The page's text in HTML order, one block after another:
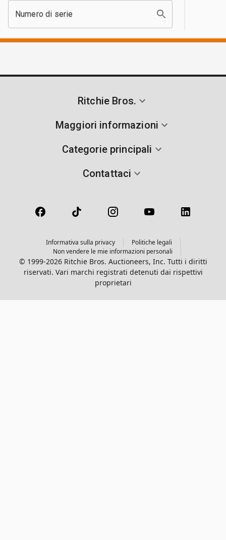
Numero di serie
Ritchie Bros.
Maggiori informazioni
Categorie principali
Contattaci
Informativa sulla privacy
Politiche legali
Non vendere le mie informazioni personali
© 1999-2026 Ritchie Bros. Auctioneers, Inc. Tutti i diritti
riservati. Vari marchi registrati detenuti dai rispettivi
proprietari